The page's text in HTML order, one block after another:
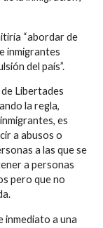
“abordar de
inmigrantes
del país”.
Libertades
la regla,
es
a abusos o
a las que se
a personas
pero que no
inmediato a una